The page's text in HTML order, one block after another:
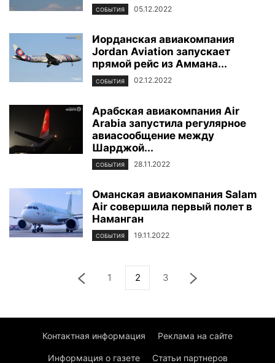
СОБЫТИЯ 05.12.2022
Иорданская авиакомпания
Jordan Aviation запускает
прямой рейс из Аммана...
СОБЫТИЯ 02.12.2022
Арабская авиакомпания Air
Arabia запустила регулярное
авиасообщение между
Шарджой...
СОБЫТИЯ 28.11.2022
Оманская авиакомпания Salam
Air совершила первый полет в
Наманган
СОБЫТИЯ 19.11.2022
1 2 3
Контактная информация Реклама на сайте
Информация о газете Статьи партнеров